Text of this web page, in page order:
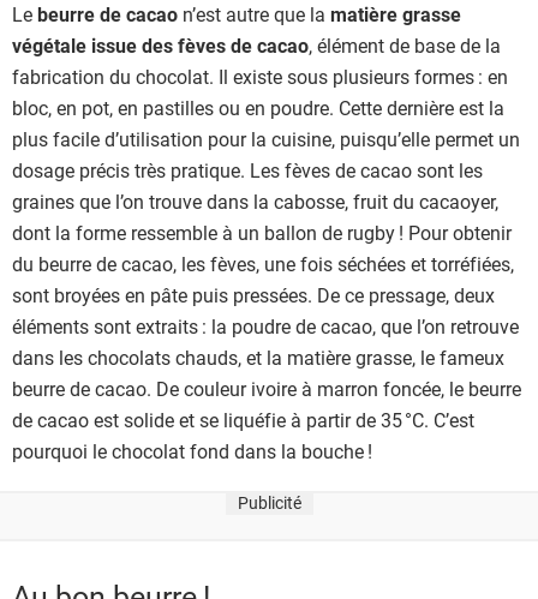
Lebeurre de cacao n’est autre que la matière grasse
végétale issue des fèves de cacao, élément de base de la
fabrication du chocolat. Il existe sous plusieurs formes : en
bloc, en pot, en pastilles ou en poudre. Cette dernière est la
plus facile d’utilisation pour la cuisine, puisqu’elle permet un
dosage précis très pratique. Les fèves de cacao sont les
graines que l’on trouve dans la cabosse, fruit du cacaoyer,
dont la forme ressemble à un ballon de rugby ! Pour obtenir
du beurre de cacao, les fèves, une fois séchées et torréfiées,
sont broyées en pâte puis pressées. De ce pressage, deux
éléments sont extraits : la poudre de cacao, que l’on retrouve
dans les chocolats chauds, et la matière grasse, le fameux
beurre de cacao. De couleur ivoire à marron foncée, le beurre
de cacao est solide et se liquéfie à partir de 35 °C. C’est
pourquoi le chocolat fond dans la bouche !
Publicité